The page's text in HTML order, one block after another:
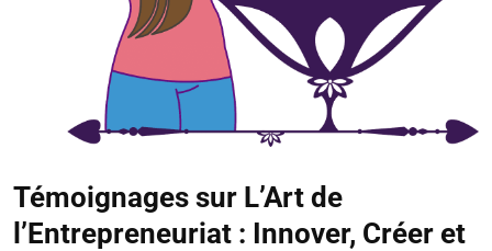
Témoignages sur L’Art de
l’Entrepreneuriat : Innover, Créer et